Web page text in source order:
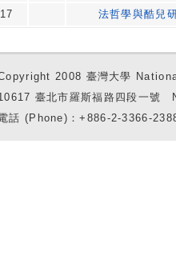
法哲學與酷兒
2008 臺灣大學
臺北市羅斯福路四段一
話 (Phone)：+886-2-3366-